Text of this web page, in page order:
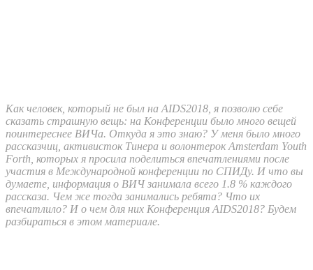
Как человек, который не был на AIDS2018, я позволю себе
сказать страшную вещь: на Конференции было много вещей
поинтереснее ВИЧа. Откуда я это знаю? У меня было много
рассказчиц, активисток Тинера и волонтерок Amsterdam Youth
Forth, которых я просила поделиться впечатлениями после
участия в Международной конференции по СПИДу. И что вы
думаете, информация о ВИЧ занимала всего 1.8 % каждого
рассказа. Чем же тогда занимались ребята? Что их
впечатлило? И о чем для них Конференция AIDS2018? Будем
разбираться в этом материале.